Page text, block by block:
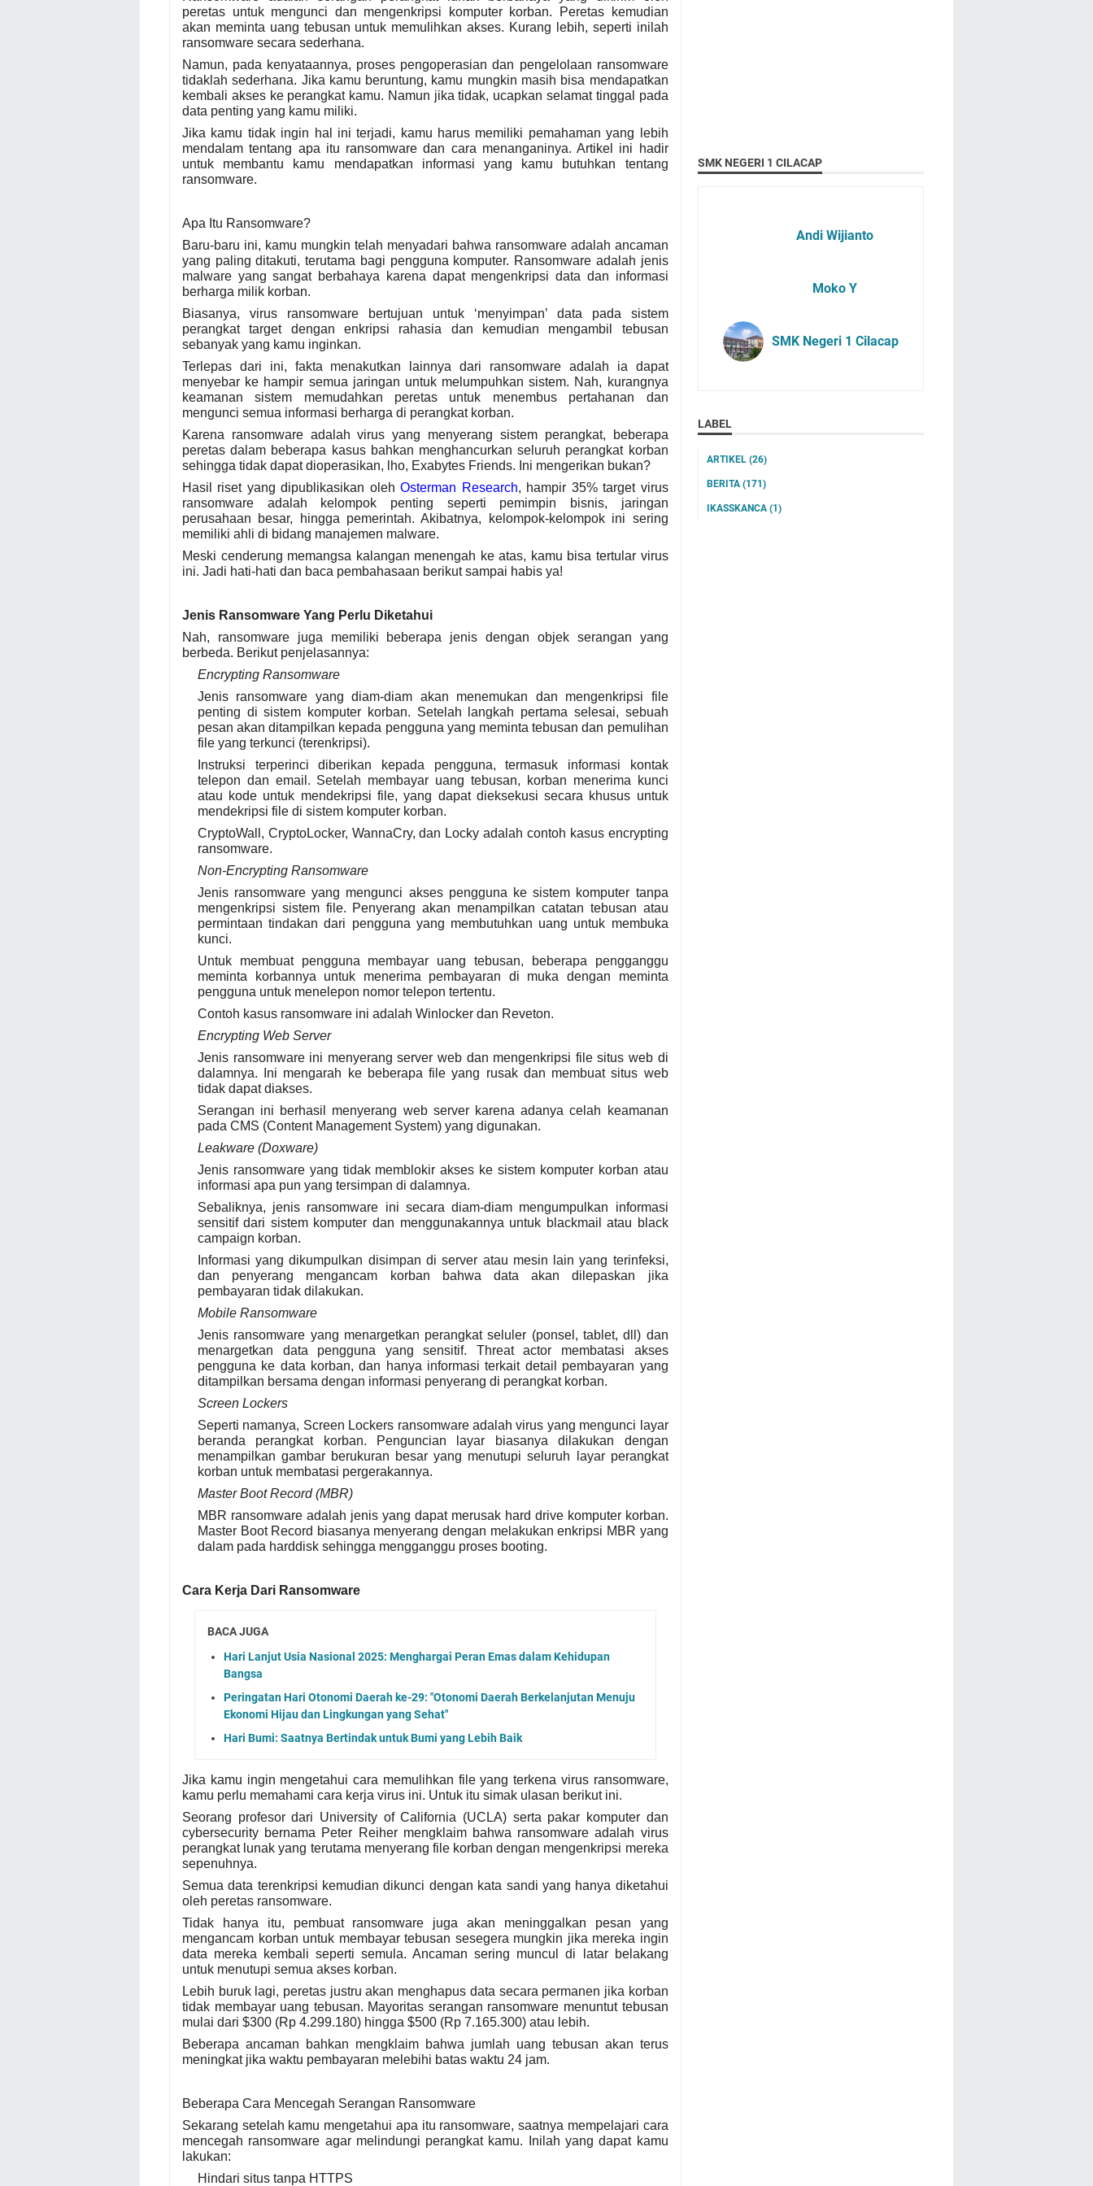
peretas untuk mengunci dan mengenkripsi komputer korban. Peretas kemudian
akan meminta uang tebusan untuk memulihkan akses. Kurang lebih, seperti inilah
ransomware secara sederhana.
Namun, pada kenyataannya, proses pengoperasian dan pengelolaan ransomware
tidaklah sederhana. Jika kamu beruntung, kamu mungkin masih bisa mendapatkan
kembali akses ke perangkat kamu. Namun jika tidak, ucapkan selamat tinggal pada
data penting yang kamu miliki.
Jika kamu tidak ingin hal ini terjadi, kamu harus memiliki pemahaman yang lebih
mendalam tentang apa itu ransomware dan cara menanganinya. Artikel ini hadir
untuk membantu kamu mendapatkan informasi yang kamu butuhkan tentang
ransomware.
Apa Itu Ransomware?
Baru-baru ini, kamu mungkin telah menyadari bahwa ransomware adalah ancaman
yang paling ditakuti, terutama bagi pengguna komputer. Ransomware adalah jenis
malware yang sangat berbahaya karena dapat mengenkripsi data dan informasi
berharga milik korban.
Biasanya, virus ransomware bertujuan untuk ‘menyimpan’ data pada sistem
perangkat target dengan enkripsi rahasia dan kemudian mengambil tebusan
sebanyak yang kamu inginkan.
Terlepas dari ini, fakta menakutkan lainnya dari ransomware adalah ia dapat
menyebar ke hampir semua jaringan untuk melumpuhkan sistem. Nah, kurangnya
keamanan sistem memudahkan peretas untuk menembus pertahanan dan
mengunci semua informasi berharga di perangkat korban.
Karena ransomware adalah virus yang menyerang sistem perangkat, beberapa
peretas dalam beberapa kasus bahkan menghancurkan seluruh perangkat korban
sehingga tidak dapat dioperasikan, lho, Exabytes Friends. Ini mengerikan bukan?
Hasil riset yang dipublikasikan olehOsterman Research, hampir 35% target virus
ransomware adalah kelompok penting seperti pemimpin bisnis, jaringan
perusahaan besar, hingga pemerintah. Akibatnya, kelompok-kelompok ini sering
memiliki ahli di bidang manajemen malware.
Meski cenderung memangsa kalangan menengah ke atas, kamu bisa tertular virus
ini. Jadi hati-hati dan baca pembahasaan berikut sampai habis ya!
Jenis Ransomware Yang Perlu Diketahui
Nah, ransomware juga memiliki beberapa jenis dengan objek serangan yang
berbeda. Berikut penjelasannya:
Encrypting Ransomware
Jenis ransomware yang diam-diam akan menemukan dan mengenkripsi file
penting di sistem komputer korban. Setelah langkah pertama selesai, sebuah
pesan akan ditampilkan kepada pengguna yang meminta tebusan dan pemulihan
file yang terkunci (terenkripsi).
Instruksi terperinci diberikan kepada pengguna, termasuk informasi kontak
telepon dan email. Setelah membayar uang tebusan, korban menerima kunci
atau kode untuk mendekripsi file, yang dapat dieksekusi secara khusus untuk
mendekripsi file di sistem komputer korban.
CryptoWall, CryptoLocker, WannaCry, dan Locky adalah contoh kasus encrypting
ransomware.
Non-Encrypting Ransomware
Jenis ransomware yang mengunci akses pengguna ke sistem komputer tanpa
mengenkripsi sistem file. Penyerang akan menampilkan catatan tebusan atau
permintaan tindakan dari pengguna yang membutuhkan uang untuk membuka
kunci.
Untuk membuat pengguna membayar uang tebusan, beberapa pengganggu
meminta korbannya untuk menerima pembayaran di muka dengan meminta
pengguna untuk menelepon nomor telepon tertentu.
Contoh kasus ransomware ini adalah Winlocker dan Reveton.
Encrypting Web Server
Jenis ransomware ini menyerang server web dan mengenkripsi file situs web di
dalamnya. Ini mengarah ke beberapa file yang rusak dan membuat situs web
tidak dapat diakses.
Serangan ini berhasil menyerang web server karena adanya celah keamanan
pada CMS (Content Management System) yang digunakan.
Leakware (Doxware)
Jenis ransomware yang tidak memblokir akses ke sistem komputer korban atau
informasi apa pun yang tersimpan di dalamnya.
Sebaliknya, jenis ransomware ini secara diam-diam mengumpulkan informasi
sensitif dari sistem komputer dan menggunakannya untuk blackmail atau black
campaign korban.
Informasi yang dikumpulkan disimpan di server atau mesin lain yang terinfeksi,
dan penyerang mengancam korban bahwa data akan dilepaskan jika
pembayaran tidak dilakukan.
Mobile Ransomware
Jenis ransomware yang menargetkan perangkat seluler (ponsel, tablet, dll) dan
menargetkan data pengguna yang sensitif. Threat actor membatasi akses
pengguna ke data korban, dan hanya informasi terkait detail pembayaran yang
ditampilkan bersama dengan informasi penyerang di perangkat korban.
Screen Lockers
Seperti namanya, Screen Lockers ransomware adalah virus yang mengunci layar
beranda perangkat korban. Penguncian layar biasanya dilakukan dengan
menampilkan gambar berukuran besar yang menutupi seluruh layar perangkat
korban untuk membatasi pergerakannya.
Master Boot Record (MBR)
MBR ransomware adalah jenis yang dapat merusak hard drive komputer korban.
Master Boot Record biasanya menyerang dengan melakukan enkripsi MBR yang
dalam pada harddisk sehingga mengganggu proses booting.
Cara Kerja Dari Ransomware
BACA JUGA
Hari Lanjut Usia Nasional 2025: Menghargai Peran Emas dalam Kehidupan
Bangsa
Peringatan Hari Otonomi Daerah ke-29: "Otonomi Daerah Berkelanjutan Menuju
Ekonomi Hijau dan Lingkungan yang Sehat"
Hari Bumi: Saatnya Bertindak untuk Bumi yang Lebih Baik
Jika kamu ingin mengetahui cara memulihkan file yang terkena virus ransomware,
kamu perlu memahami cara kerja virus ini. Untuk itu simak ulasan berikut ini.
Seorang profesor dari University of California (UCLA) serta pakar komputer dan
cybersecurity bernama Peter Reiher mengklaim bahwa ransomware adalah virus
perangkat lunak yang terutama menyerang file korban dengan mengenkripsi mereka
sepenuhnya.
Semua data terenkripsi kemudian dikunci dengan kata sandi yang hanya diketahui
oleh peretas ransomware.
Tidak hanya itu, pembuat ransomware juga akan meninggalkan pesan yang
mengancam korban untuk membayar tebusan sesegera mungkin jika mereka ingin
data mereka kembali seperti semula. Ancaman sering muncul di latar belakang
untuk menutupi semua akses korban.
Lebih buruk lagi, peretas justru akan menghapus data secara permanen jika korban
tidak membayar uang tebusan. Mayoritas serangan ransomware menuntut tebusan
mulai dari $300 (Rp 4.299.180) hingga $500 (Rp 7.165.300) atau lebih.
Beberapa ancaman bahkan mengklaim bahwa jumlah uang tebusan akan terus
meningkat jika waktu pembayaran melebihi batas waktu 24 jam.
Beberapa Cara Mencegah Serangan Ransomware
Sekarang setelah kamu mengetahui apa itu ransomware, saatnya mempelajari cara
mencegah ransomware agar melindungi perangkat kamu. Inilah yang dapat kamu
lakukan:
Hindari situs tanpa HTTPS
SMK NEGERI 1 CILACAP
Andi Wijianto
Moko Y
SMK Negeri 1 Cilacap
LABEL
ARTIKEL (26)
BERITA (171)
IKASSKANCA (1)